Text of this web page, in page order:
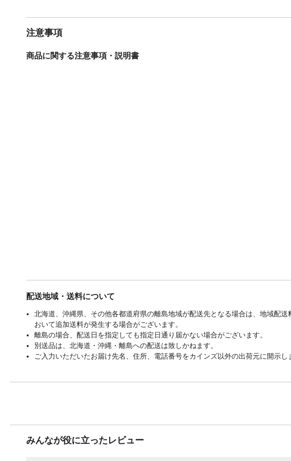
注意事項
商品に関する注意事項・説明書
配送地域・送料について
北海道、沖縄県、その他各都道府県の離島地域が配送先となる場合は、地域配
おいて追加送料が発生する場合がございます。
離島の場合、配送日を指定しても指定日通り届かない場合がございます。
別送品は、北海道・沖縄・離島への配送は致しかねます。
ご入力いただいたお届け先名、住所、電話番号をカインズ以外の出荷元に開示
みんなが役に立ったレビュー